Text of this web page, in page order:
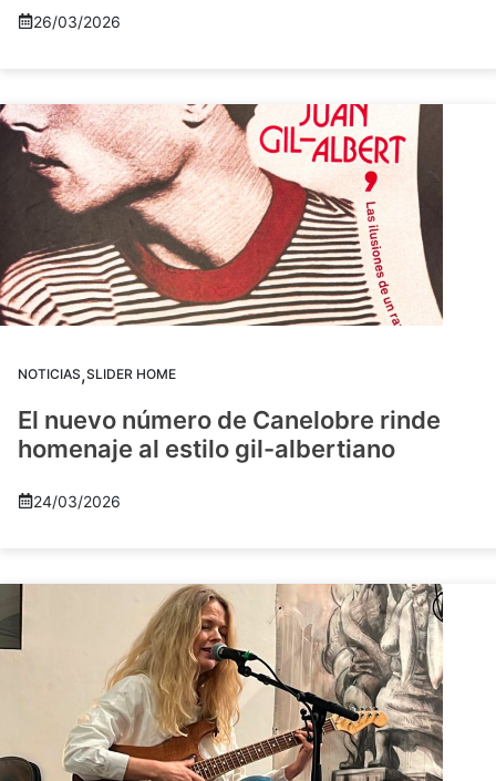
26/03/2026
NOTICIAS,SLIDER HOME
El nuevo número de Canelobre rinde
homenaje al estilo gil-albertiano
24/03/2026